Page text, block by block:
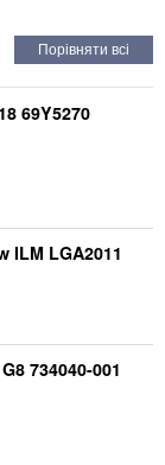
69Y5270
ILM LGA2011
734040-001